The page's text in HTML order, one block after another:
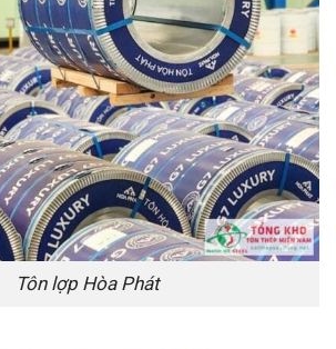
Tôn lợp Hòa Phát